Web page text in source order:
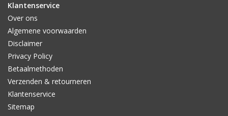
Klantenservice
Over ons
Algemene voorwaarden
Disclaimer
Privacy Policy
Betaalmethoden
Verzenden & retourneren
Klantenservice
Sitemap